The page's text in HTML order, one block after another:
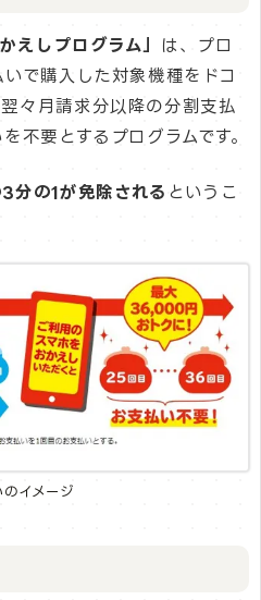
えしプログラム」
は、プロ
で購入した対象機種をドコ
々月請求分以降の分割支払
不要とするプログラムです。
分の1が免除される というこ
のイメージ